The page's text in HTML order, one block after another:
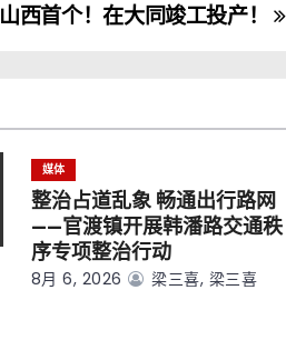
山西首个！在大同竣工投产！
媒体
整治占道乱象 畅通出行路网
——官渡镇开展韩潘路交通秩
序专项整治行动
8月 6, 2026 梁三喜, 梁三喜